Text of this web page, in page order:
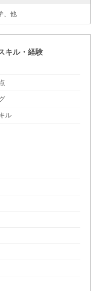
、他
キル・経験
ル